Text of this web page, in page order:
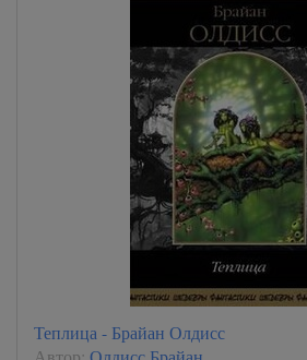
Теплица - Брайан Олдисс